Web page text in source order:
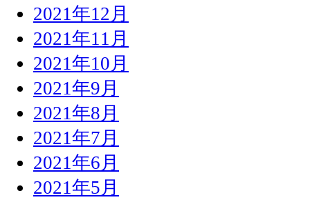
2021年12月
2021年11月
2021年10月
2021年9月
2021年8月
2021年7月
2021年6月
2021年5月